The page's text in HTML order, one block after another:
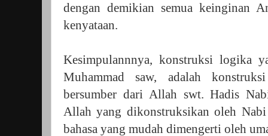
dengan demikian semua keinginan
kenyataan.
Kesimpulannnya, konstruksi logika
Muhammad saw, adalah
bersumber dari Allah swt. Hadis
Allah yang dikonstruksikan oleh
bahasa yang mudah dimengerti oleh